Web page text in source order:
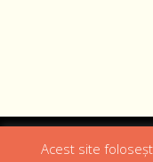
Acest site